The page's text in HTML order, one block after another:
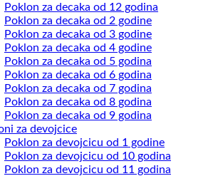
Poklon za decaka od 12 godina
Poklon za decaka od 2 godine
Poklon za decaka od 3 godine
Poklon za decaka od 4 godine
Poklon za decaka od 5 godina
Poklon za decaka od 6 godina
Poklon za decaka od 7 godina
Poklon za decaka od 8 godina
Poklon za decaka od 9 godina
za devojcice
Poklon za devojcicu od 1 godine
Poklon za devojcicu od 10 godina
Poklon za devojcicu od 11 godina